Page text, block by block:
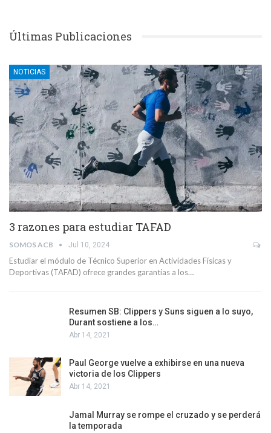
Últimas Publicaciones
NOTICIAS
3 razones para estudiar TAFAD
SOMOS ACB Jul 10, 2024
Estudiar el módulo de Técnico Superior en Actividades Físicas y
Deportivas (TAFAD) ofrece grandes garantías a los…
Resumen SB: Clippers y Suns siguen a lo suyo,
Durant sostiene a los…
Abr 14, 2021
Paul George vuelve a exhibirse en una nueva
victoria de los Clippers
Abr 14, 2021
Jamal Murray se rompe el cruzado y se perderá
la temporada